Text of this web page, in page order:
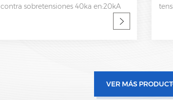
contra sobretensiones 40ka en:20kA
Desconexión interna, indicador de
de
VER MÁS